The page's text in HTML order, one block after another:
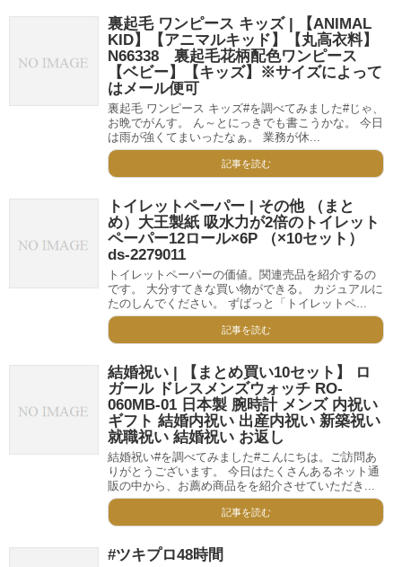
裏起毛 ワンピース キッズ | 【ANIMAL
KID】【アニマルキッド】【丸高衣料】
N66338 裏起毛花柄配色ワンピース
【ベビー】【キッズ】※サイズによって
はメール便可
裏起毛 ワンピース キッズ#を調べてみました#じゃ、
お晩でがんす。 ん～とにっきでも書こうかな。 今日
は雨が強くてまいったなぁ。 業務が休...
記事を読む
トイレットペーパー | その他 （まと
め）大王製紙 吸水力が2倍のトイレット
ペーパー12ロール×6P （×10セット）
ds-2279011
トイレットペーパーの価値。関連売品を紹介するの
です。 大分すてきな買い物ができる。 カジュアルに
たのしんでください。 ずばっと「トイレットペ...
記事を読む
結婚祝い | 【まとめ買い10セット】 ロ
ガール ドレスメンズウォッチ RO-
060MB-01 日本製 腕時計 メンズ 内祝い
ギフト 結婚内祝い 出産内祝い 新築祝い
就職祝い 結婚祝い お返し
結婚祝い#を調べてみました#こんにちは。ご訪問あ
りがとうございます。 今日はたくさんあるネット通
販の中から、お薦め商品をを紹介させていただき...
記事を読む
#ツキプロ48時間